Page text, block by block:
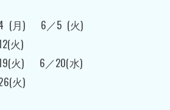
(月) 6／5 (火)
火)
火) 6／20(水)
火)